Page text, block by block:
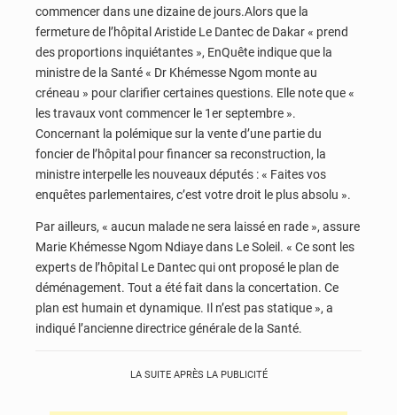
commencer dans une dizaine de jours.Alors que la
fermeture de l’hôpital Aristide Le Dantec de Dakar « prend
des proportions inquiétantes », EnQuête indique que la
ministre de la Santé « Dr Khémesse Ngom monte au
créneau » pour clarifier certaines questions. Elle note que «
les travaux vont commencer le 1er septembre ».
Concernant la polémique sur la vente d’une partie du
foncier de l’hôpital pour financer sa reconstruction, la
ministre interpelle les nouveaux députés : « Faites vos
enquêtes parlementaires, c’est votre droit le plus absolu ».
Par ailleurs, « aucun malade ne sera laissé en rade », assure
Marie Khémesse Ngom Ndiaye dans Le Soleil. « Ce sont les
experts de l’hôpital Le Dantec qui ont proposé le plan de
déménagement. Tout a été fait dans la concertation. Ce
plan est humain et dynamique. Il n’est pas statique », a
indiqué l’ancienne directrice générale de la Santé.
LA SUITE APRÈS LA PUBLICITÉ